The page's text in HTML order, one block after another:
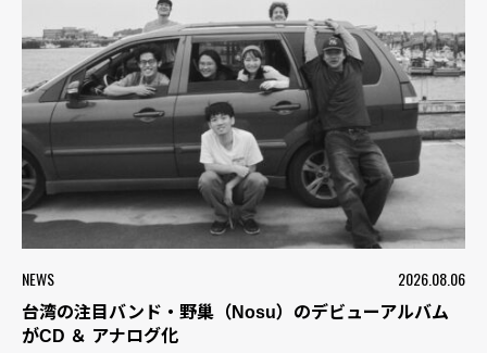
NEWS 2026.08.06
台湾の注目バンド・野巢（Nosu）のデビューアルバム
がCD ＆ アナログ化